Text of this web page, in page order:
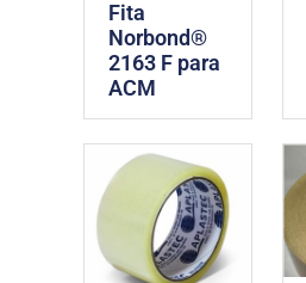
Fita
Norbond®
2163 F para
ACM